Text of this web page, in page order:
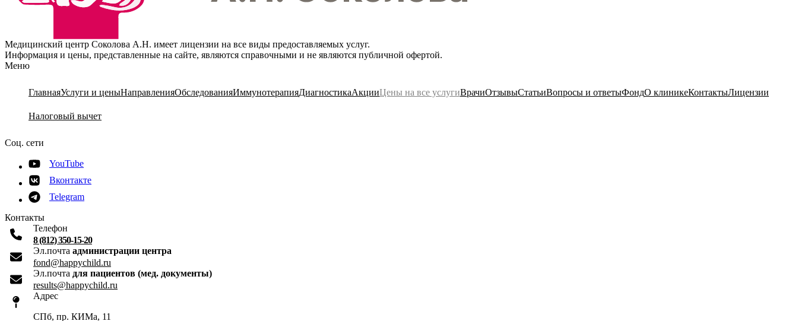
Медицинский центр Соколова А.Н. имеет лицензии на все виды предоставляемых услуг.
Информация и цены, представленные на сайте, являются справочными и не являются публичной офертой.
Меню
ГлавнаяУслуги и ценыНаправленияОбследованияИммунотерапияДиагностикаАкцииЦены на все услугиВрачиОтзывыСтатьиВопросы и ответыФондО клиникеКонтактыЛицензии
Налоговый вычет
Соц. сети
YouTube
Вконтакте
Telegram
Контакты
Телефон
8 (812) 350-15-20
Эл.почта администрации центра
fond@happychild.ru
Эл.почта для пациентов (мед. документы)
results@happychild.ru
Адрес
СПб, пр. КИМа, 11